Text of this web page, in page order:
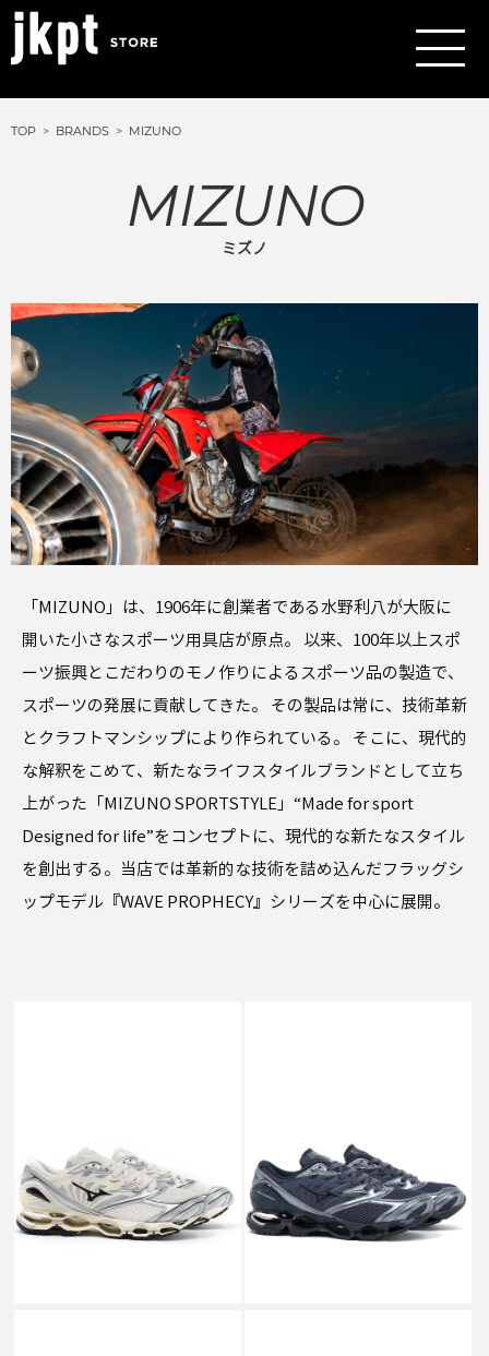
TOP BRANDS MIZUNO
MIZUNO
ミズノ
「MIZUNO」は、1906年に創業者である水野利八が大阪に
開いた小さなスポーツ用具店が原点。 以来、100年以上スポ
ーツ振興とこだわりのモノ作りによるスポーツ品の製造で、
スポーツの発展に貢献してきた。 その製品は常に、技術革新
とクラフトマンシップにより作られている。 そこに、現代的
な解釈をこめて、新たなライフスタイルブランドとして立ち
上がった「MIZUNO SPORTSTYLE」“Made for sport
Designed for life”をコンセプトに、現代的な新たなスタイル
を創出する。当店では革新的な技術を詰め込んだフラッグシ
ップモデル『WAVE PROPHECY』シリーズを中心に展開。
WAVE PROPHECY LS OFF
WHITE/BLACK/SILVER _
￥29,700
↓
WAVE PROPHECY LS
NAVY/BLACK/METALLIC
SILVER _
￥29,700
↓
￥14,850